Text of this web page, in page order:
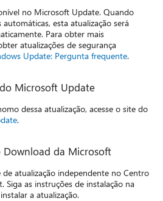
no Microsoft Update. Quando
esta atualização será
Para obter mais
atualizações de segurança
Update: Pergunta frequente.
Microsoft Update
dessa atualização, acesse o site do
.
da Microsoft
atualização independente no Centro
Siga as instruções de instalação na
a atualização.